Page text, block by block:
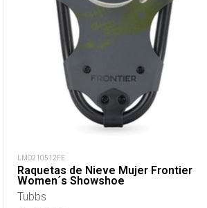
LMO210512FE
Raquetas de Nieve Mujer Frontier
Women´s Showshoe
Tubbs